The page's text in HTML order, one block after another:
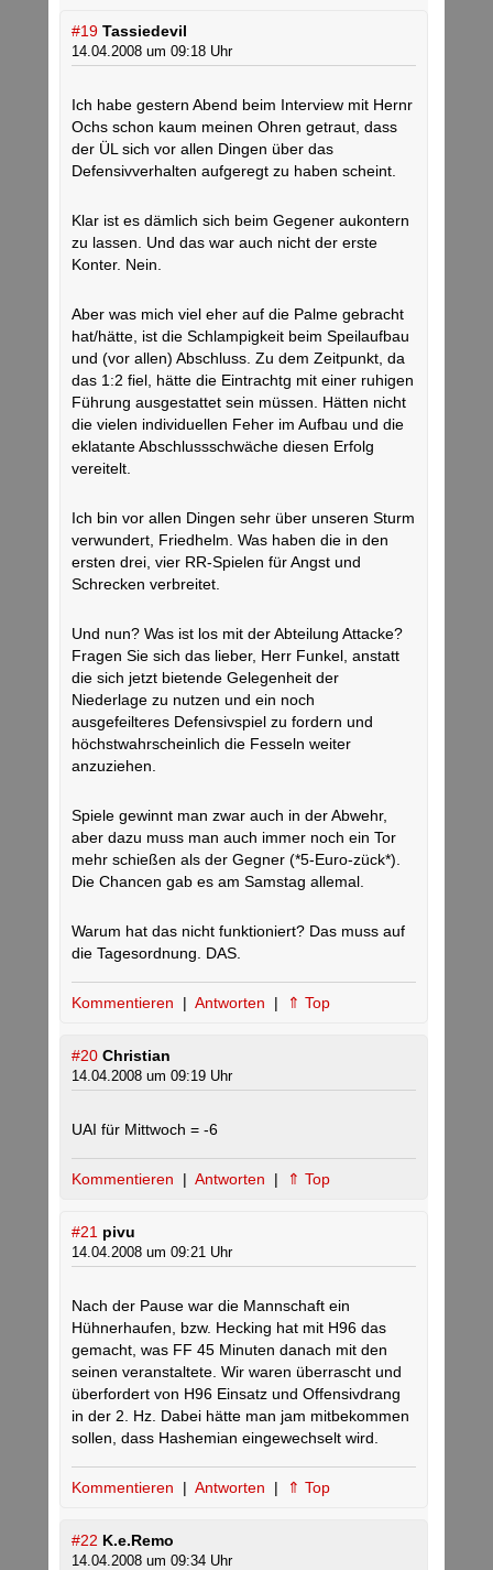
#19 Tassiedevil
14.04.2008 um 09:18 Uhr
Ich habe gestern Abend beim Interview mit Hernr
Ochs schon kaum meinen Ohren getraut, dass
der ÜL sich vor allen Dingen über das
Defensivverhalten aufgeregt zu haben scheint.
Klar ist es dämlich sich beim Gegener aukontern
zu lassen. Und das war auch nicht der erste
Konter. Nein.
Aber was mich viel eher auf die Palme gebracht
hat/hätte, ist die Schlampigkeit beim Speilaufbau
und (vor allen) Abschluss. Zu dem Zeitpunkt, da
das 1:2 fiel, hätte die Eintrachtg mit einer ruhigen
Führung ausgestattet sein müssen. Hätten nicht
die vielen individuellen Feher im Aufbau und die
eklatante Abschlussschwäche diesen Erfolg
vereitelt.
Ich bin vor allen Dingen sehr über unseren Sturm
verwundert, Friedhelm. Was haben die in den
ersten drei, vier RR-Spielen für Angst und
Schrecken verbreitet.
Und nun? Was ist los mit der Abteilung Attacke?
Fragen Sie sich das lieber, Herr Funkel, anstatt
die sich jetzt bietende Gelegenheit der
Niederlage zu nutzen und ein noch
ausgefeilteres Defensivspiel zu fordern und
höchstwahrscheinlich die Fesseln weiter
anzuziehen.
Spiele gewinnt man zwar auch in der Abwehr,
aber dazu muss man auch immer noch ein Tor
mehr schießen als der Gegner (*5-Euro-zück*).
Die Chancen gab es am Samstag allemal.
Warum hat das nicht funktioniert? Das muss auf
die Tagesordnung. DAS.
Kommentieren | Antworten | ⇑ Top
#20 Christian
14.04.2008 um 09:19 Uhr
UAI für Mittwoch = -6
Kommentieren | Antworten | ⇑ Top
#21 pivu
14.04.2008 um 09:21 Uhr
Nach der Pause war die Mannschaft ein
Hühnerhaufen, bzw. Hecking hat mit H96 das
gemacht, was FF 45 Minuten danach mit den
seinen veranstaltete. Wir waren überrascht und
überfordert von H96 Einsatz und Offensivdrang
in der 2. Hz. Dabei hätte man jam mitbekommen
sollen, dass Hashemian eingewechselt wird.
Kommentieren | Antworten | ⇑ Top
#22 K.e.Remo
14.04.2008 um 09:34 Uhr